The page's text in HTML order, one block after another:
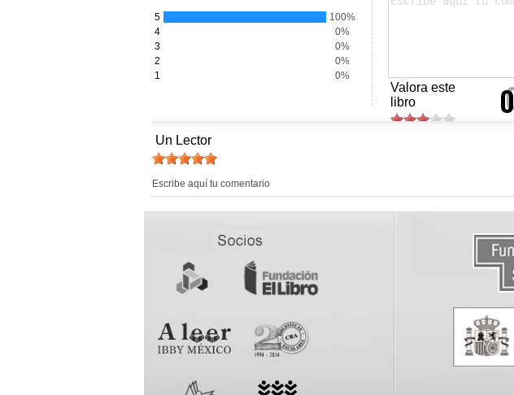
5
100%
4
0%
3
0%
2
0%
1
0%
Valora este
libro
Un Lector
Escribe aquí tu comentario